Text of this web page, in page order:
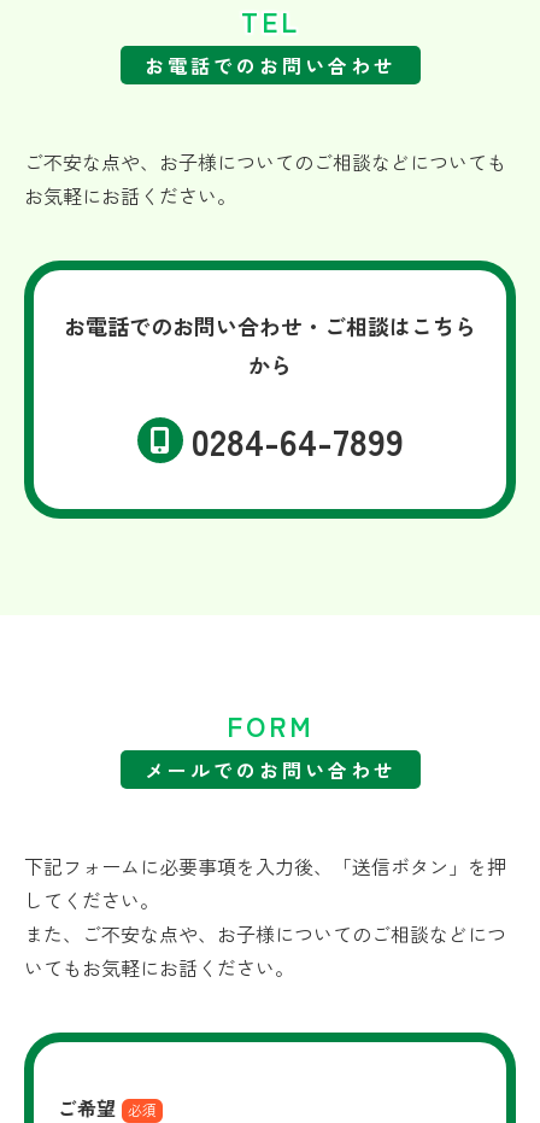
TEL
お電話でのお問い合わせ
ご不安な点や、お子様についてのご相談などについても
お気軽にお話ください。
お電話でのお問い合わせ・ご相談はこちら
から
0284-64-7899
FORM
メールでのお問い合わせ
下記フォームに必要事項を入力後、「送信ボタン」を押
してください。
また、ご不安な点や、お子様についてのご相談などにつ
いてもお気軽にお話ください。
ご希望 必須